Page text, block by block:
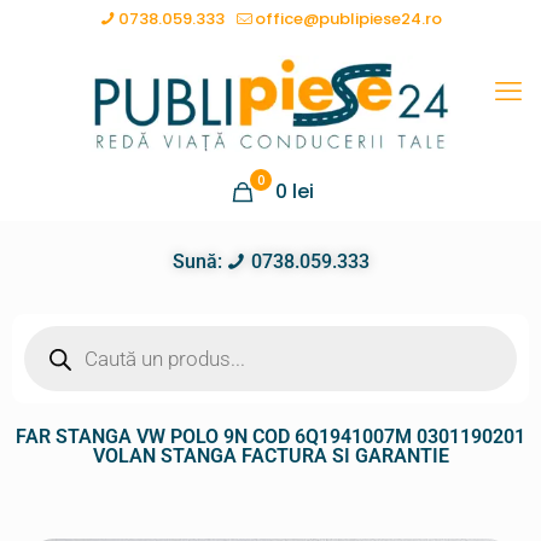
0738.059.333 office@publipiese24.ro
0 0 lei
Sună: 0738.059.333
FAR STANGA VW POLO 9N COD 6Q1941007M 0301190201
VOLAN STANGA FACTURA SI GARANTIE